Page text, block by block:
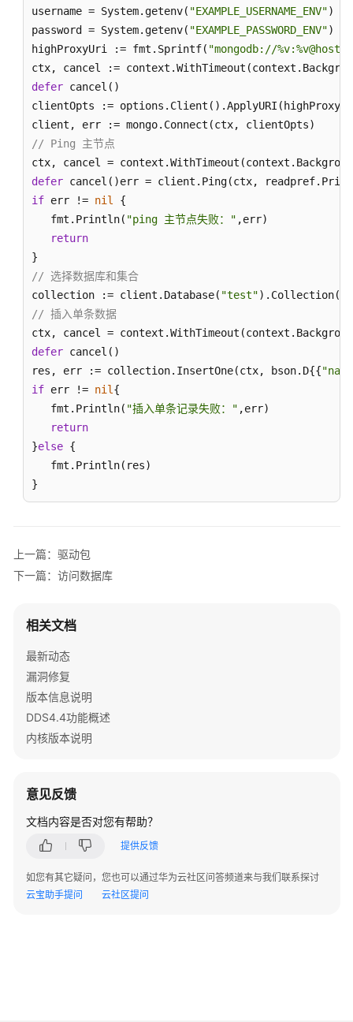
访
问
数
整
示
例
更
多
程
管
理
数
限
系
统
合
用
操
用
指
南
最
佳
安
全
书
username = System.getenv( "EXAMPLE_USERNAME_ENV")
password = System.getenv( "EXAMPLE_PASSWORD_ENV")
highProxyUri := fmt.Sprintf( "mongodb://
ctx, cancel :=
defer cancel()
clientOpts :=
// Ping 主节点
ctx, cancel =
defer
if err != nil
{
   fmt.Println(
"ping 主节点失败：" ,err)
return
// 选择数据库和集合
collection := client.Database( "test").Collection(
// 插入单条数据
ctx, cancel =
defer cancel()
res, err := collection.InsertOne(ctx, bson.D{{
if err != nil {
   fmt.Println(
"插入单条记录失败：" ,err)
return
}else {
   fmt.Println(res)
}
上一篇：驱动包
下一篇：访问数据库
相关文档
最新动态
漏洞修复
版本信息说明
DDS4.4功能概述
内核版本说明
意见反馈
文档内容是否对您有帮助？
提供反馈
如您有其它疑问，您也可以通过华为云社区问答频道来与我们联系探讨
云宝助手提问
云社区提问